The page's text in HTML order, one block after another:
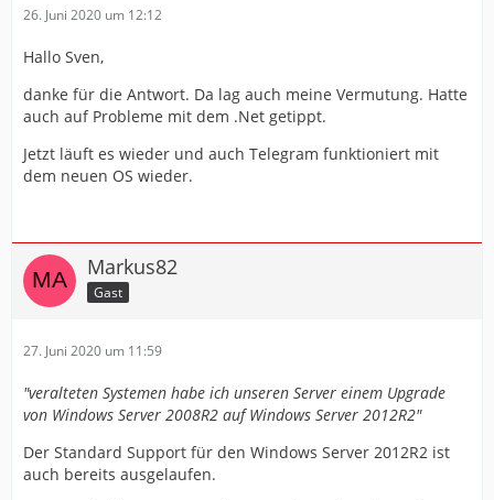
26. Juni 2020 um 12:12
Hallo Sven,
danke für die Antwort. Da lag auch meine Vermutung. Hatte
auch auf Probleme mit dem .Net getippt.
Jetzt läuft es wieder und auch Telegram funktioniert mit
dem neuen OS wieder.
Markus82
Gast
27. Juni 2020 um 11:59
"veralteten Systemen habe ich unseren Server einem Upgrade
von Windows Server 2008R2 auf Windows Server 2012R2"
Der Standard Support für den Windows Server 2012R2 ist
auch bereits ausgelaufen.